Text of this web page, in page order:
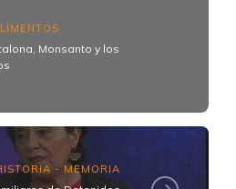
Monsanto y los
- MEMORIA